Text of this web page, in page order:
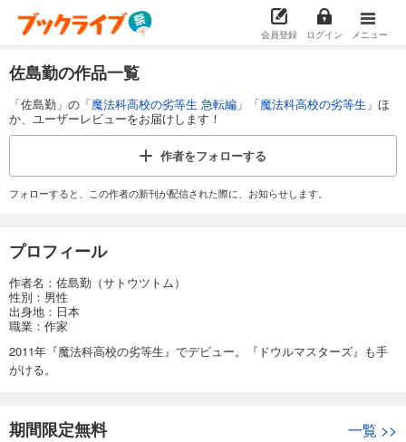
会員登録 ログイン メニュー
佐島勤の作品一覧
「佐島勤」の「魔法科高校の劣等生 急転編 」「魔法科高校の劣等生 」ほ
か、ユーザーレビューをお届けします！
作者をフォローする
フォローすると、この作者の新刊が配信された際に、お知らせします。
プロフィール
作者名：佐島勤（サトウツトム）
性別：男性
出身地：日本
職業：作家
2011年『魔法科高校の劣等生』でデビュー。『ドウルマスターズ』も手
がける。
期間限定無料 一覧 >>